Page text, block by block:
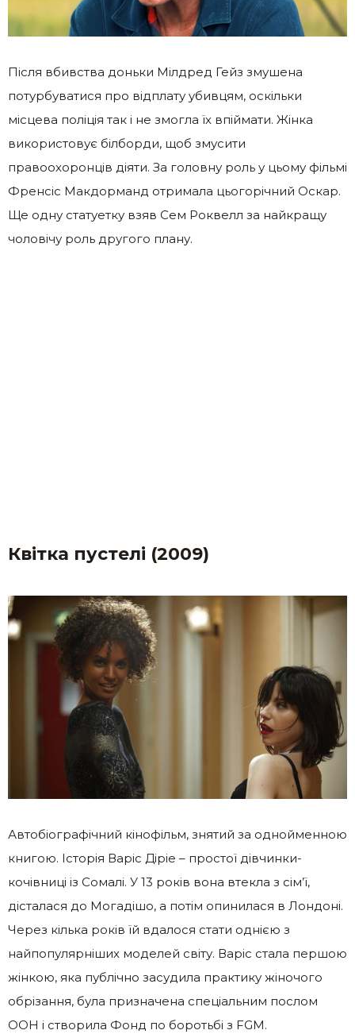
Після вбивствa доньки Мілдред Гейз змушена
потурбуватися про відплату yбивцям, оскільки
місцева поліція так і не змогла їх впіймати. Жінка
використовує білборди, щоб змусити
правоохоронців діяти. За головну роль у цьому фільмі
Френсіс Макдорманд отримала цьогорічний Оскар.
Ще одну статуетку взяв Сем Роквелл за найкращу
чоловічу роль другого плану.
Квітка пустелі (2009)
Автобіографічний кінофільм, знятий за однойменною
книгою. Історія Варіс Діріе – простої дівчинки-
кочівниці із Сомалі. У 13 років вона втекла з сім’ї,
дісталася до Могадішо, а потім опинилася в Лондоні.
Через кілька років їй вдалося стати однією з
найпопулярніших моделей світу. Варіс стала першою
жінкою, яка публічно засудила практику жіночого
обрізання, була призначена спеціальним послом
ООН і створила Фонд по боротьбі з FGM.